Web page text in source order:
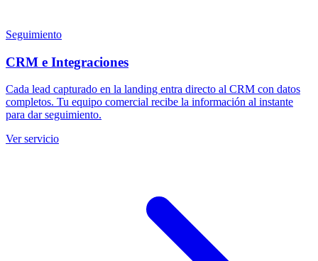
Seguimiento
CRM e Integraciones
Cada lead capturado en la landing entra directo al CRM con datos
completos. Tu equipo comercial recibe la información al instante
para dar seguimiento.
Ver servicio